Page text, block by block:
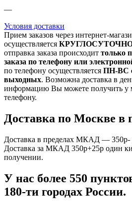
—
Условия доставки
Прием заказов через интернет-
осуществляется
отправка заказа происходит только
заказа по телефону или
по телефону осуществляется ПН-ВС с
выходных. Возможна доставка в
информацию Вы можете получить у
телефону.
Доставка по Москве
Доставка в пределах МКАД — 350р-
Доставка за МКАД 350р+25р один
получении.
У нас более 550
180-ти городах России.